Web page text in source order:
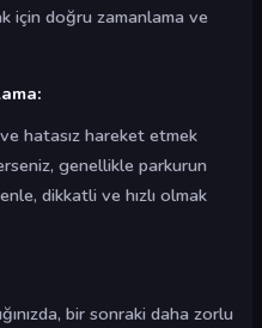
için doğru zamanlama ve
hatasız hareket etmek
genellikle parkurun
dikkatli ve hızlı olmak
bir sonraki daha zorlu